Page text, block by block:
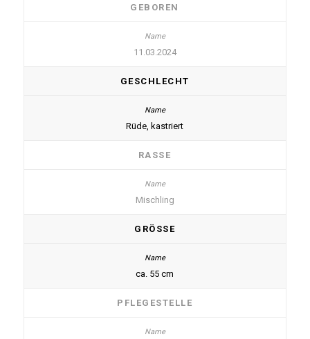
GEBOREN
11.03.2024
GESCHLECHT
Rüde, kastriert
RASSE
Mischling
GRÖSSE
ca. 55 cm
PFLEGESTELLE